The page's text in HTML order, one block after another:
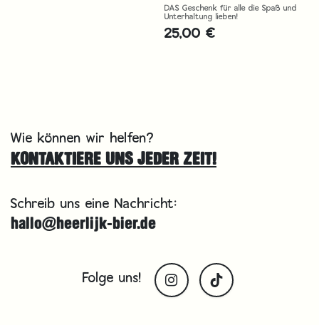
DAS Geschenk für alle die Spaß und
Unterhaltung lieben!
25,00 €
Wie können wir helfen?
KONTAKTIERE UNS JEDER ZEIT!
Schreib uns eine Nachricht:
hallo@heerlijk-bier.de
Folge uns!